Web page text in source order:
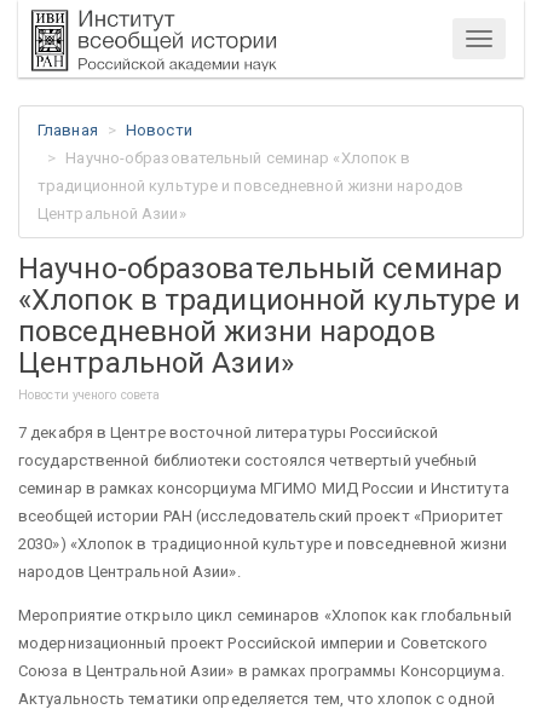
Меню
Главная
Новости
Научно-образовательный семинар «Хлопок в
традиционной культуре и повседневной жизни народов
Центральной Азии»
Научно-образовательный семинар
«Хлопок в традиционной культуре и
повседневной жизни народов
Центральной Азии»
Новости ученого совета
7 декабря в Центре восточной литературы Российской
государственной библиотеки состоялся четвертый учебный
семинар в рамках консорциума МГИМО МИД России и Института
всеобщей истории РАН (исследовательский проект «Приоритет
2030») «Хлопок в традиционной культуре и повседневной жизни
народов Центральной Азии».
Мероприятие открыло цикл семинаров «Хлопок как глобальный
модернизационный проект Российской империи и Советского
Союза в Центральной Азии» в рамках программы Консорциума.
Актуальность тематики определяется тем, что хлопок с одной